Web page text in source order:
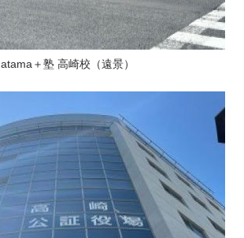
atama＋塾 高崎校（遠景）